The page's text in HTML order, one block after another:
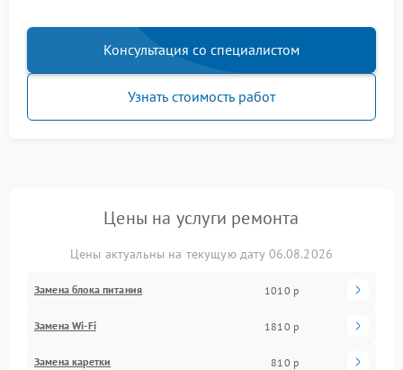
Консультация со специалистом
Узнать стоимость работ
Цены на услуги ремонта
Цены актуальны на текущую дату 06.08.2026
Замена блока питания 1010 р
Замена Wi-Fi 1810 р
Замена каретки 810 р